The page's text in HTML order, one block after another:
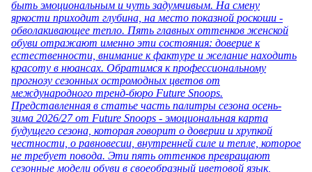
быть эмоциональным и чуть задумчивым. На смену
яркости приходит глубина, на место показной роскоши -
обволакивающее тепло. Пять главных оттенков женской
обуви отражают именно эти состояния: доверие к
естественности, внимание к фактуре и желание находить
красоту в нюансах. Обратимся к профессиональному
прогнозу сезонных остромодных цветов от
международного тренд-бюро Future Snoops.
Представленная в статье часть палитры сезона осень-
зима 2026/27 от Future Snoops - эмоциональная карта
будущего сезона, которая говорит о доверии и хрупкой
честности, о равновесии, внутренней силе и тепле, которое
не требует повода. Эти пять оттенков превращают
сезонные модели обуви в своеобразный цветовой язык,